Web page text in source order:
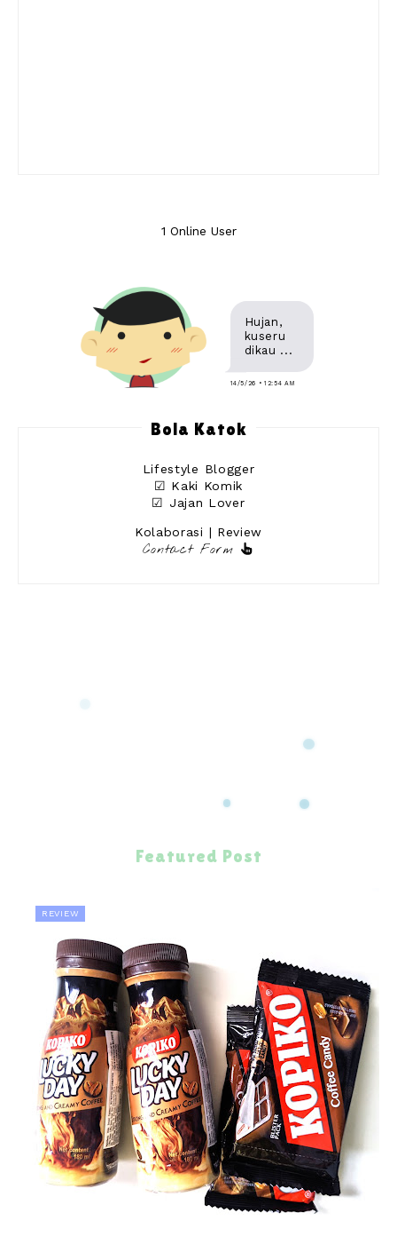
1 Online User
Hujan,
kuseru
dikau ...
14/5/26 • 12:54 AM
Bola Katok
Lifestyle Blogger
☑ Kaki Komik
☑ Jajan Lover
Kolaborasi | Review
Contact Form
Featured Post
REVIEW